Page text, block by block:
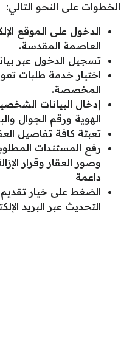
الخطوات على النحو التالي:
الدخول على الموقع
العاصمة المقدسة.
تسجيل الدخول عبر
اختيار خدمة طلبات
المخصصة.
إدخال البيانات
الهوية ورقم الجوال
تعبئة كافة تفاصيل
رفع المستندات
وصور العقار وقرار
داعمة
الضغط على خيار
التحديث عبر البريد